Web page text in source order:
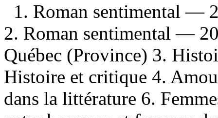
1. Roman sentimental —
2. Roman sentimental —
Québec (Province) 3.
Histoire et critique 4.
dans la littérature 6.